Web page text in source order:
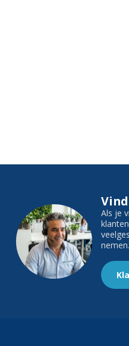
Als je
nemen.